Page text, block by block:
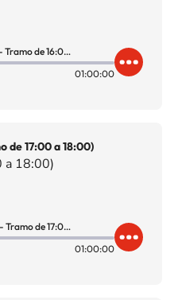
40 al Dia (07/08/2026 - Tramo de 16:00 a 17:00)
01:00:00
de 17:00 a 18:00)
a 18:00)
40 al Dia (06/08/2026 - Tramo de 17:00 a 18:00)
01:00:00